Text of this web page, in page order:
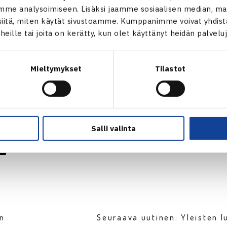
analysoimiseen. Lisäksi jaamme sosiaalisen median,
miten käytät sivustoamme. Kumppanimme voivat
tai joita on kerätty, kun olet käyttänyt heidän
Mieltymykset Tilastot
Salli valinta
sijoitetut slovakit Kamil Capkovicin ja Lukas Lackon.
suomalaispariJukka Kohtamäki/Mika Purho hävisi
saksalaisparia Lars Burgsmüller/Mischa Zverev
Seuraava uutinen: Yleisten